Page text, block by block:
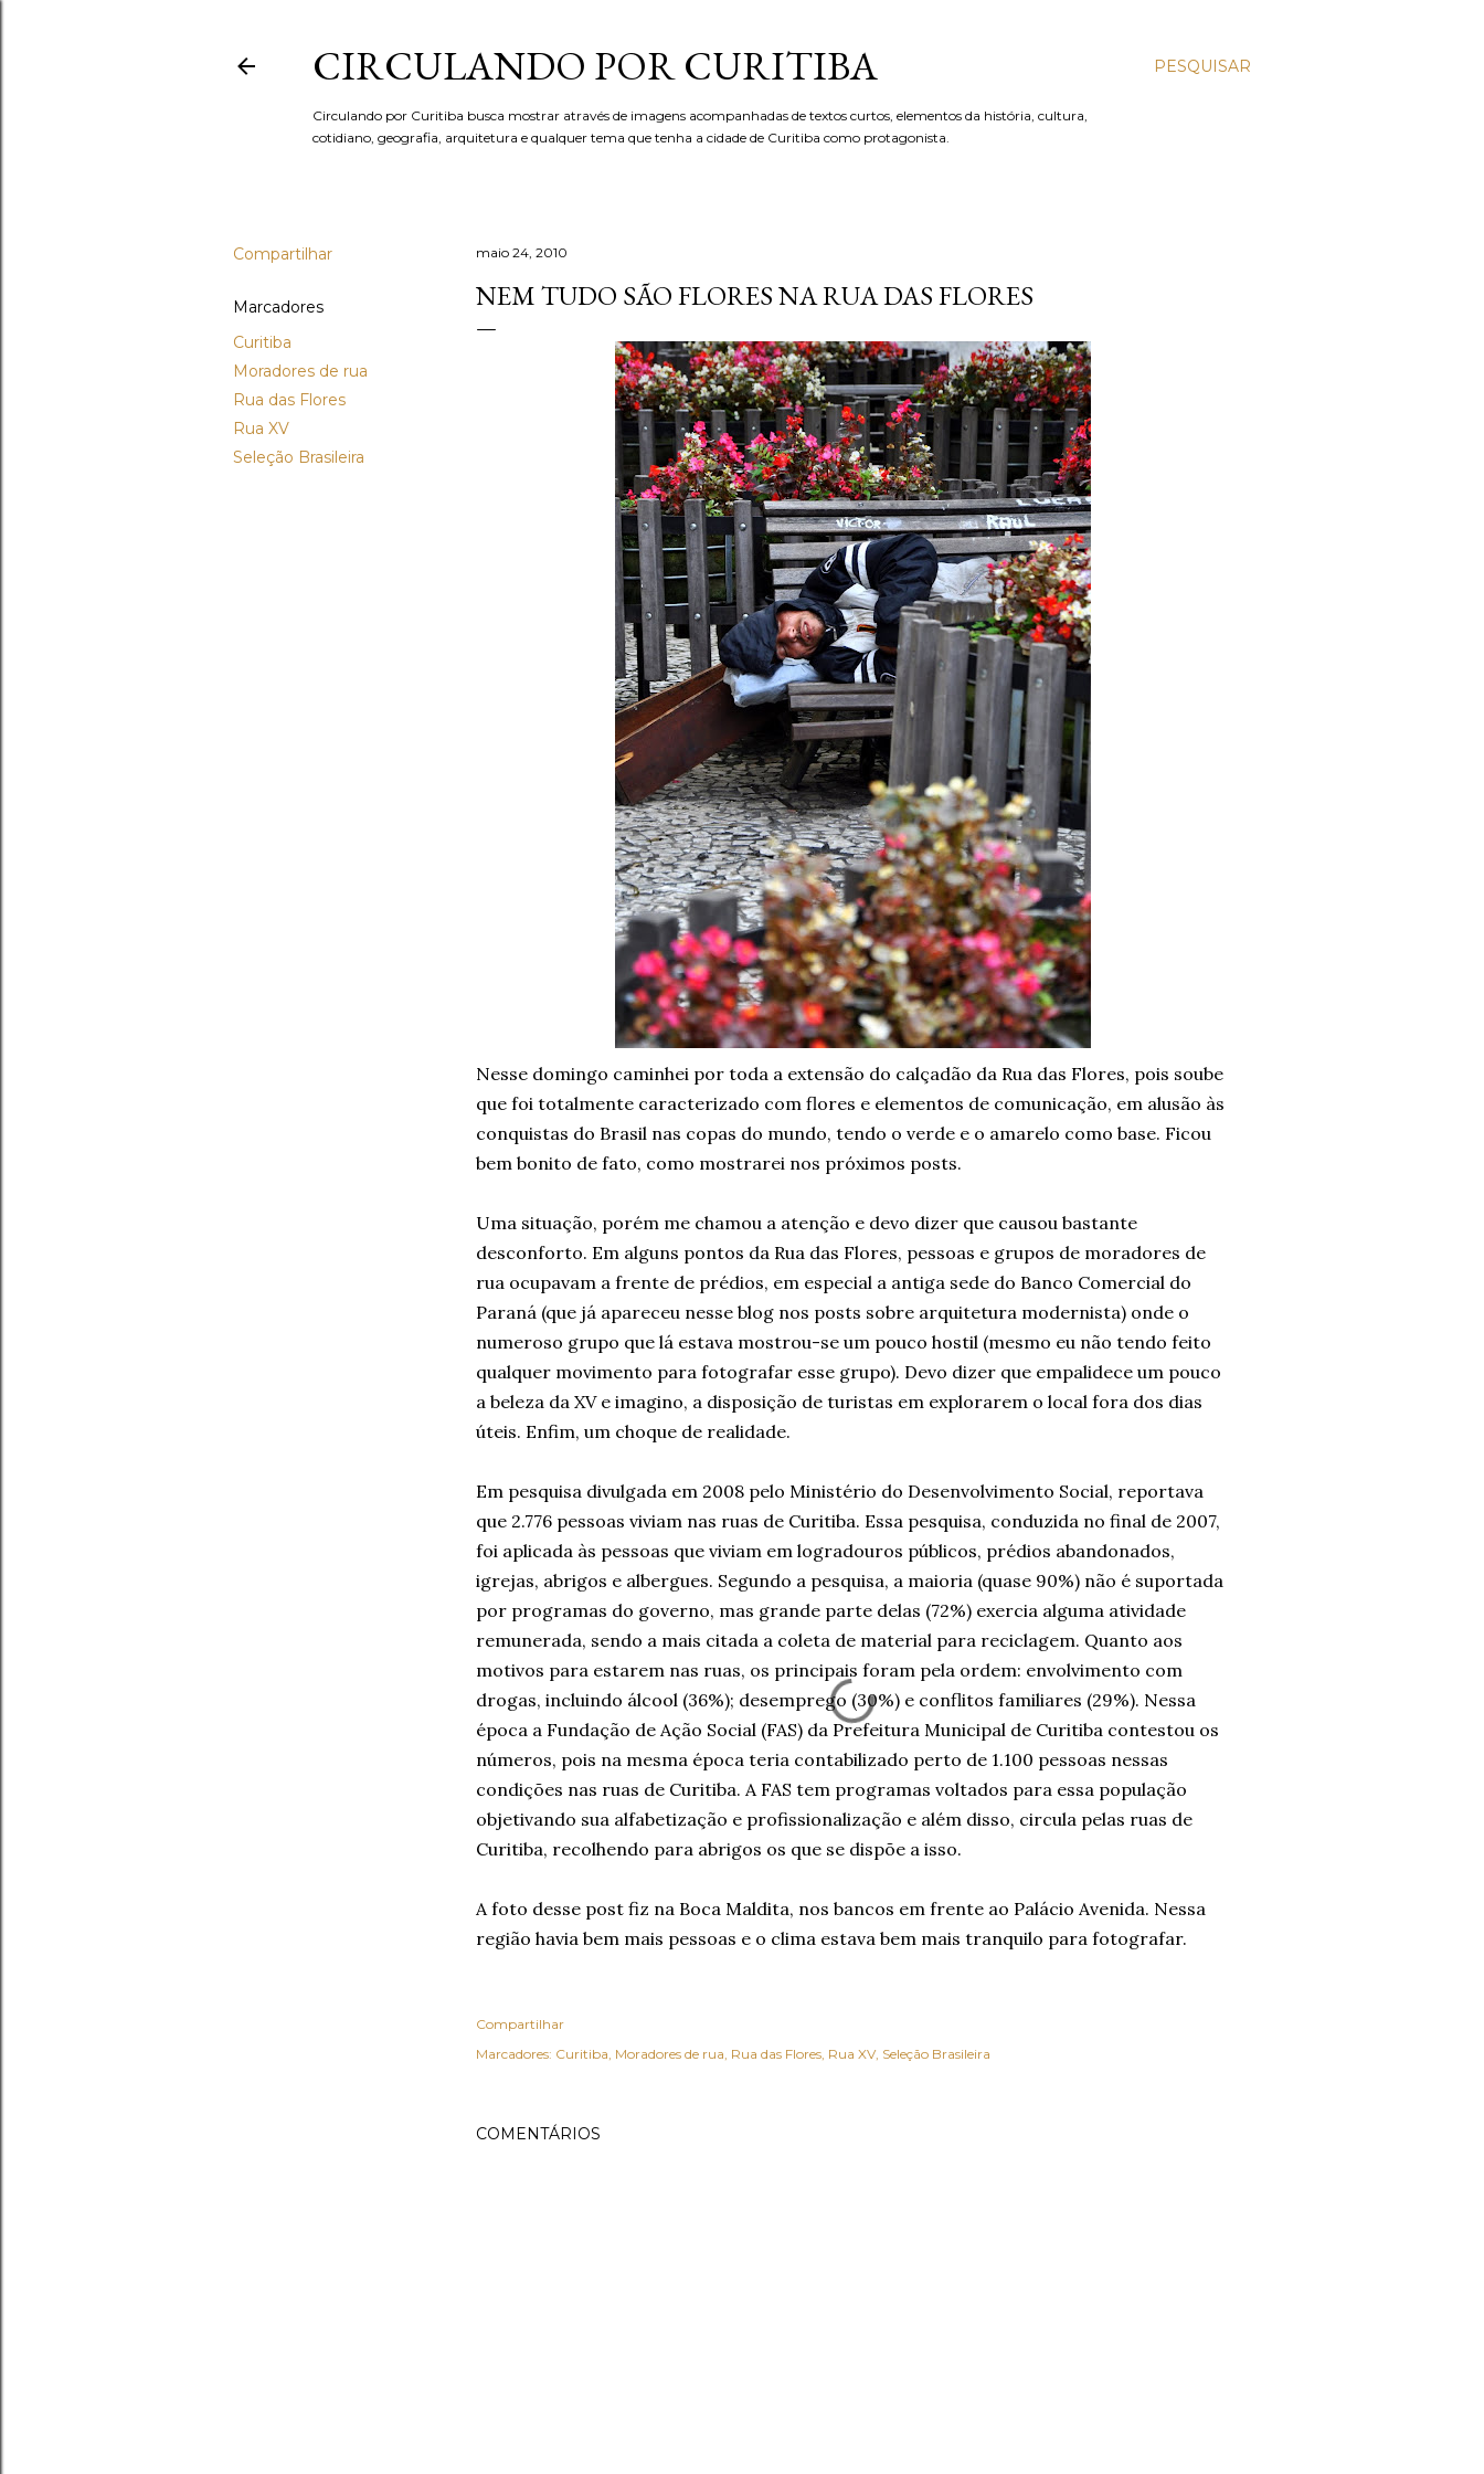
PESQUISAR
CIRCULANDO POR CURITIBA
Circulando por Curitiba busca mostrar através de imagens acompanhadas de textos curtos, elementos da história, cultura,
cotidiano, geografia, arquitetura e qualquer tema que tenha a cidade de Curitiba como protagonista.
Compartilhar
Marcadores
Curitiba
Moradores de rua
Rua das Flores
Rua XV
Seleção Brasileira
maio 24, 2010
NEM TUDO SÃO FLORES NA RUA DAS FLORES
Nesse domingo caminhei por toda a extensão do calçadão da Rua das Flores, pois soube
que foi totalmente caracterizado com flores e elementos de comunicação, em alusão às
conquistas do Brasil nas copas do mundo, tendo o verde e o amarelo como base. Ficou
bem bonito de fato, como mostrarei nos próximos posts.
Uma situação, porém me chamou a atenção e devo dizer que causou bastante
desconforto. Em alguns pontos da Rua das Flores, pessoas e grupos de moradores de
rua ocupavam a frente de prédios, em especial a antiga sede do Banco Comercial do
Paraná (que já apareceu nesse blog nos posts sobre arquitetura modernista) onde o
numeroso grupo que lá estava mostrou-se um pouco hostil (mesmo eu não tendo feito
qualquer movimento para fotografar esse grupo). Devo dizer que empalidece um pouco
a beleza da XV e imagino, a disposição de turistas em explorarem o local fora dos dias
úteis. Enfim, um choque de realidade.
Em pesquisa divulgada em 2008 pelo Ministério do Desenvolvimento Social, reportava
que 2.776 pessoas viviam nas ruas de Curitiba. Essa pesquisa, conduzida no final de 2007,
foi aplicada às pessoas que viviam em logradouros públicos, prédios abandonados,
igrejas, abrigos e albergues. Segundo a pesquisa, a maioria (quase 90%) não é suportada
por programas do governo, mas grande parte delas (72%) exercia alguma atividade
remunerada, sendo a mais citada a coleta de material para reciclagem. Quanto aos
motivos para estarem nas ruas, os principais foram pela ordem: envolvimento com
drogas, incluindo álcool (36%); desemprego (30%) e conflitos familiares (29%). Nessa
época a Fundação de Ação Social (FAS) da Prefeitura Municipal de Curitiba contestou os
números, pois na mesma época teria contabilizado perto de 1.100 pessoas nessas
condições nas ruas de Curitiba. A FAS tem programas voltados para essa população
objetivando sua alfabetização e profissionalização e além disso, circula pelas ruas de
Curitiba, recolhendo para abrigos os que se dispõe a isso.
A foto desse post fiz na Boca Maldita, nos bancos em frente ao Palácio Avenida. Nessa
região havia bem mais pessoas e o clima estava bem mais tranquilo para fotografar.
Compartilhar
Marcadores: Curitiba Moradores de rua Rua das Flores Rua XV Seleção Brasileira
COMENTÁRIOS